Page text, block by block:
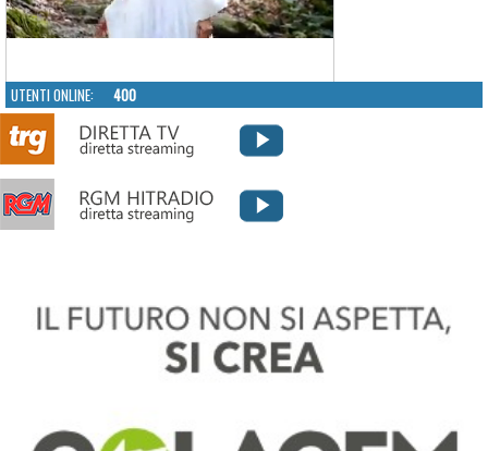
UTENTI ONLINE: 400